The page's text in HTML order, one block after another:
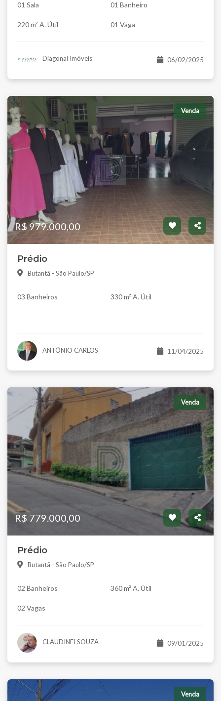
01 Sala 01 Banheiro
220 m² A. Útil 01 Vaga
Diagonal Imóveis 06/02/2025
Venda
R$ 979.000,00
Prédio
Butantã - São Paulo/SP
03 Banheiros 330 m² A. Útil
ANTÔNIO CARLOS 11/04/2025
Venda
R$ 779.000,00
Prédio
Butantã - São Paulo/SP
02 Banheiros 360 m² A. Útil
02 Vagas
CLAUDINEI SOUZA 09/01/2025
Venda